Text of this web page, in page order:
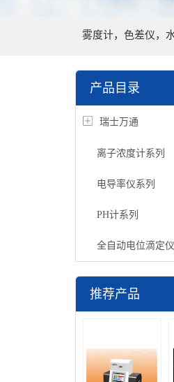
雾度计，色差仪，
产品目录
瑞士万通
离子浓度计系列
电导率仪系列
PH计系列
全自动电位滴定
推荐产品